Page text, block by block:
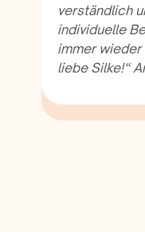
verständlich
individuelle
immer wieder
liebe Silke!“